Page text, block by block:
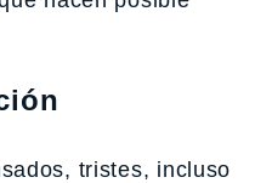
tristes, incluso